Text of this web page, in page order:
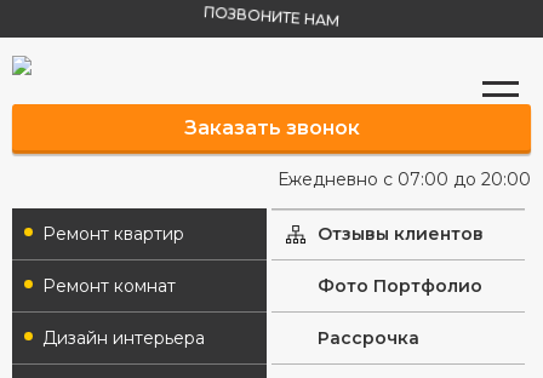
ПОЗВОНИТЕ НАМ
Заказать звонок
Ежедневно с 07:00 до 20:00
Ремонт квартир
Ремонт комнат
Дизайн интерьера
Отзывы клиентов
Фото Портфолио
Рассрочка